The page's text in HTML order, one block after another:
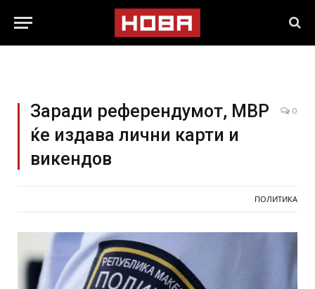
Заради референдумот, МВР
ќе издава лични карти и
викендов
0
ПОЛИТИКА